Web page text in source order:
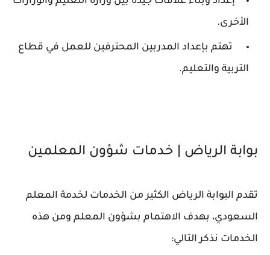
الأخرى.
تهتم بإعداد المدربين المحترفين للعمل في قطاع
التربية والتعليم.
بوابة الرياض | خدمات شؤون المعلمين
تقدم البوابة الرياض الكثير من الخدمات لخدمة المعلم
السعودي، بهدف الاهتمام بشؤون المعلم ومن هذه
الخدمات نذكر التالي: